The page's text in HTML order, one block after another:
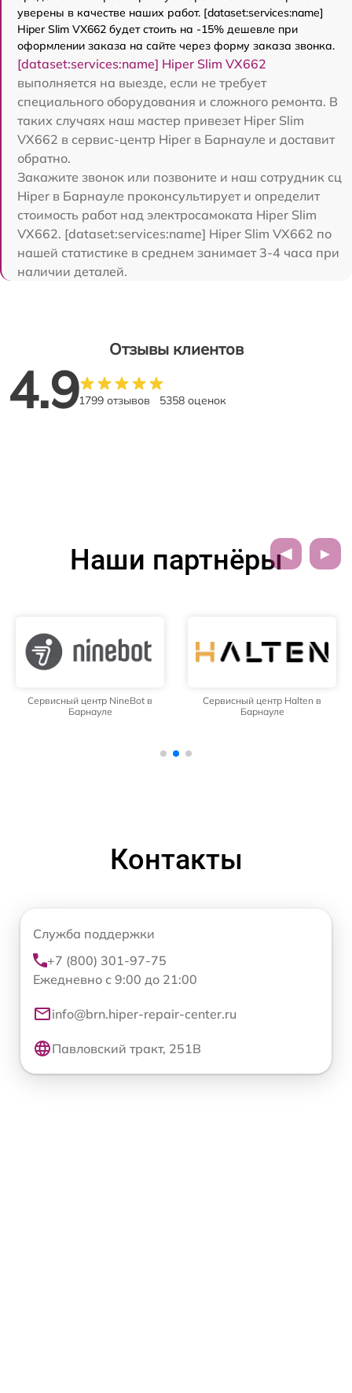
уверены в качестве наших работ. [dataset:services:name]
Hiper Slim VX662 будет стоить на -15% дешевле при
оформлении заказа на сайте через форму заказа звонка.
[dataset:services:name] Hiper Slim VX662
выполняется на выезде, если не требует
специального оборудования и сложного ремонта. В
таких случаях наш мастер привезет Hiper Slim
VX662 в сервис-центр Hiper в Барнауле и доставит
обратно.
Закажите звонок или позвоните и наш сотрудник сц
Hiper в Барнауле проконсультирует и определит
стоимость работ над электросамоката Hiper Slim
VX662. [dataset:services:name] Hiper Slim VX662 по
нашей статистике в среднем занимает 3-4 часа при
наличии деталей.
Отзывы клиентов
4.91799 отзывов 5358 оценок
Наши партнёры
Сервисный центр NineBot в
Барнауле
Сервисный центр Halten в
Барнауле
Контакты
Служба поддержки
+7 (800) 301-97-75
Ежедневно с 9:00 до 21:00
info@brn.hiper-repair-center.ru
Павловский тракт, 251В